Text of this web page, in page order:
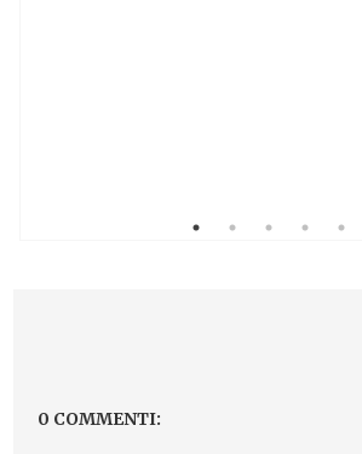
0 COMMENTI: